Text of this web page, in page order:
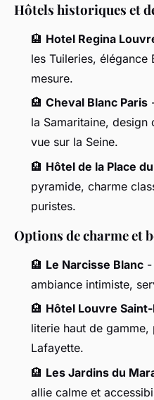
Hôtels historiques et
🏨 Hotel Regina
les Tuileries,
mesure.
🏨 Cheval Blanc Paris
la Samaritaine,
vue sur la Seine.
🏨 Hôtel de la Place
pyramide, charme
puristes.
Options de charme et
🏨 Le Narcisse Blanc -
ambiance intimiste,
🏨 Hôtel Louvre
literie haut de
Lafayette.
🏨 Les Jardins du
allie calme et